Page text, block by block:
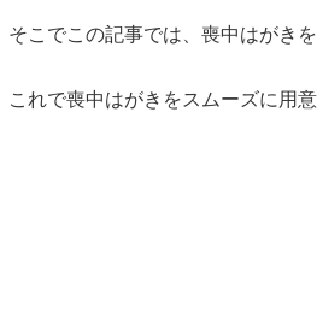
そこでこの記事では、喪中はがき
これで喪中はがきをスムーズに用